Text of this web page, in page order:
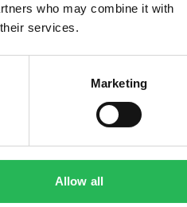
who may combine it with
services.
Marketing
Allow all